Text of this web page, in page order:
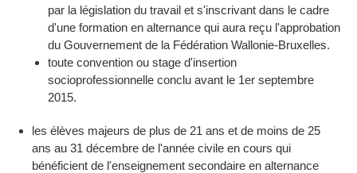
par la législation du travail et s'inscrivant dans le cadre
d'une formation en alternance qui aura reçu l'approbation
du Gouvernement de la Fédération Wallonie-Bruxelles.
toute convention ou stage d'insertion
socioprofessionnelle conclu avant le 1er septembre
2015.
les élèves majeurs de plus de 21 ans et de moins de 25
ans au 31 décembre de l'année civile en cours qui
bénéficient de l'enseignement secondaire en alternance